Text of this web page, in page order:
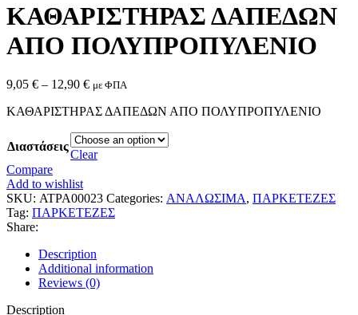
ΚΑΘΑΡΙΣΤΗΡΑΣ ΔΑΠΕΔΩΝ
ΑΠO ΠΟΛΥΠΡΟΠΥΛΕΝΙΟ
9,05 € – 12,90 € με ΦΠΑ
ΚΑΘΑΡΙΣΤΗΡΑΣ ΔΑΠΕΔΩΝ ΑΠO ΠΟΛΥΠΡΟΠΥΛΕΝΙΟ
Διαστάσεις
Clear
Compare
Add to wishlist
SKU: ΑΤΡΑ00023 Categories: ΑΝΑΛΩΣΙΜΑ, ΠΑΡΚΕΤΕΖΕΣ
Tag: ΠΑΡΚΕΤΕΖΕΣ
Share:
Description
Additional information
Reviews (0)
Description